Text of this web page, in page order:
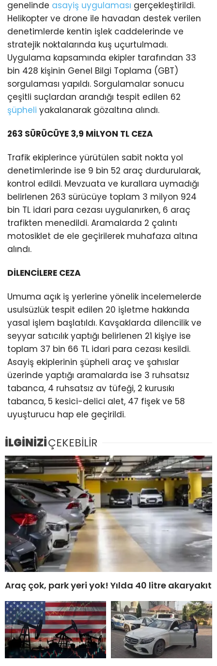
genelinde asayiş uygulaması gerçekleştirildi.
Helikopter ve drone ile havadan destek verilen
denetimlerde kentin işlek caddelerinde ve
stratejik noktalarında kuş uçurtulmadı.
Uygulama kapsamında ekipler tarafından 33
bin 428 kişinin Genel Bilgi Toplama (GBT)
sorgulaması yapıldı. Sorgulamalar sonucu
çeşitli suçlardan arandığı tespit edilen 62
şüpheli yakalanarak gözaltına alındı.
263 SÜRÜCÜYE 3,9 MİLYON TL CEZA
Trafik ekiplerince yürütülen sabit nokta yol
denetimlerinde ise 9 bin 52 araç durdurularak,
kontrol edildi. Mevzuata ve kurallara uymadığı
belirlenen 263 sürücüye toplam 3 milyon 924
bin TL idari para cezası uygulanırken, 6 araç
trafikten menedildi. Aramalarda 2 çalıntı
motosiklet de ele geçirilerek muhafaza altına
alındı.
DİLENCİLERE CEZA
Umuma açık iş yerlerine yönelik incelemelerde
usulsüzlük tespit edilen 20 işletme hakkında
yasal işlem başlatıldı. Kavşaklarda dilencilik ve
seyyar satıcılık yaptığı belirlenen 21 kişiye ise
toplam 37 bin 66 TL idari para cezası kesildi.
Asayiş ekiplerinin şüpheli araç ve şahıslar
üzerinde yaptığı aramalarda ise 3 ruhsatsız
tabanca, 4 ruhsatsız av tüfeği, 2 kurusıkı
tabanca, 5 kesici-delici alet, 47 fişek ve 58
uyuşturucu hap ele geçirildi.
İLGİNİZİÇEKEBİLİR
Araç çok, park yeri yok! Yılda 40 litre akaryakıt